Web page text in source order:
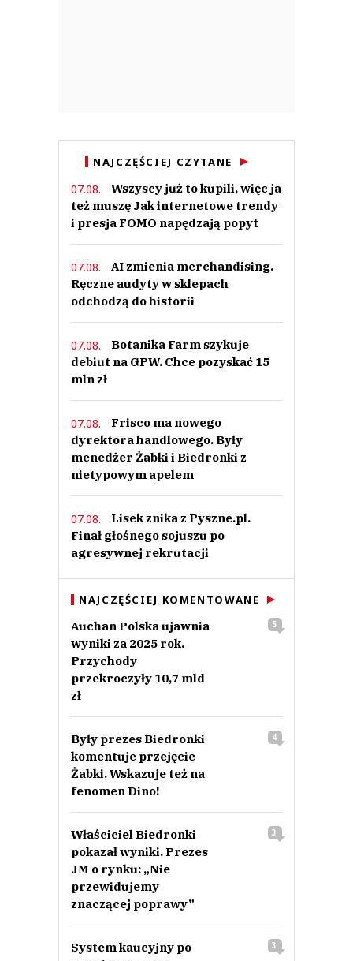
NAJCZĘŚCIEJ CZYTANE
07.08.
Wszyscy już to kupili, więc ja
też muszę Jak internetowe trendy
i presja FOMO napędzają popyt
07.08.
AI zmienia merchandising.
Ręczne audyty w sklepach
odchodzą do historii
07.08.
Botanika Farm szykuje
debiut na GPW. Chce pozyskać 15
mln zł
07.08.
Frisco ma nowego
dyrektora handlowego. Były
menedżer Żabki i Biedronki z
nietypowym apelem
07.08.
Lisek znika z Pyszne.pl.
Finał głośnego sojuszu po
agresywnej rekrutacji
NAJCZĘŚCIEJ KOMENTOWANE
Auchan Polska ujawnia
wyniki za 2025 rok.
Przychody
przekroczyły 10,7 mld
zł
5
Były prezes Biedronki
komentuje przejęcie
Żabki. Wskazuje też na
fenomen Dino!
4
Właściciel Biedronki
pokazał wyniki. Prezes
JM o rynku: „Nie
przewidujemy
znaczącej poprawy”
3
System kaucyjny po
3